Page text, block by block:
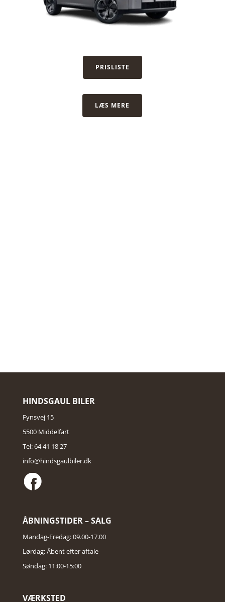
PRISLISTE
LÆS MERE
HINDSGAUL BILER
Fynsvej 15
5500 Middelfart
Tel: 64 41 18 27
info@hindsgaulbiler.dk
ÅBNINGSTIDER – SALG
Mandag-Fredag: 09.00-17.00
Lørdag: Åbent efter aftale
Søndag: 11:00-15:00
VÆRKSTED